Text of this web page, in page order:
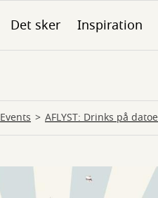
Det sker Inspiration
Events AFLYST: Drinks på